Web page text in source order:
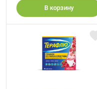
В корзину